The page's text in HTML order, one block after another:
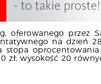
oferowanego przez
na dzień
stopa
zł; wysokość 20